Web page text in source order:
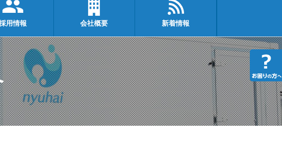
用情報 会社概要 新着情報